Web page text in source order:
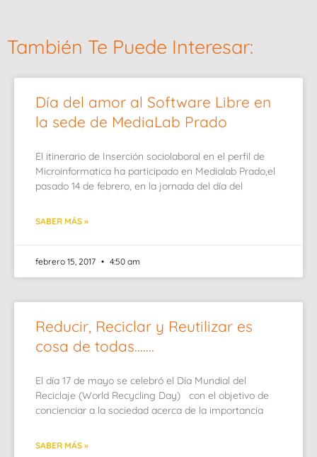
También Te Puede Interesar:
Día del amor al Software Libre en
la sede de MediaLab Prado
El itinerario de Inserción sociolaboral en el perfil de
Microinformatica ha participado en Medialab Prado,el
pasado 14 de febrero, en la jornada del día del
SABER MÁS »
febrero 15, 2017 4:50 am
Reducir, Reciclar y Reutilizar es
cosa de todas…….
El día 17 de mayo se celebró el Día Mundial del
Reciclaje (World Recycling Day) con el objetivo de
concienciar a la sociedad acerca de la importancia
SABER MÁS »